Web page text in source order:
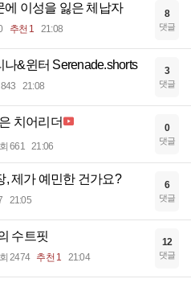
에 이성을 잃은 체납자
추천 1 21:08
8
댓글
&윈터 Serenade.shorts
21:08
3
댓글
치어리더
661 21:06
0
댓글
, 제가 예민한 건가요?
21:05
6
댓글
수트핏
2474 추천 1 21:04
12
댓글